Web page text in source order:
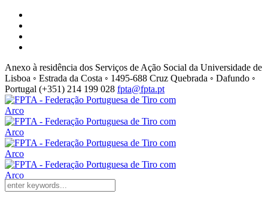
Anexo à residência dos Serviços de Ação Social da Universidade de
Lisboa ◦ Estrada da Costa ◦ 1495-688 Cruz Quebrada ◦ Dafundo ◦
Portugal (+351) 214 199 028 fpta@fpta.pt